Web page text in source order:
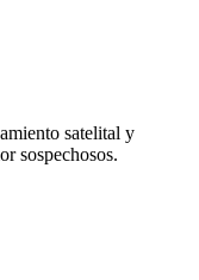
satelital y
sospechosos.